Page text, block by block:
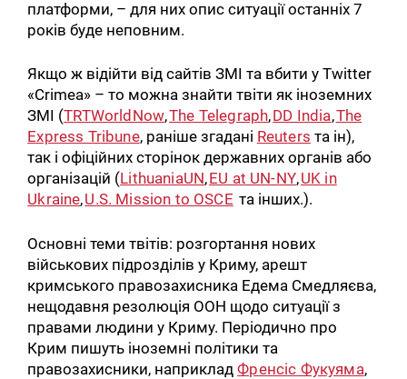
платформи, – для них опис ситуації останніх 7
років буде неповним.
Якщо ж відійти від сайтів ЗМІ та вбити у Twitter
«Crimea» – то можна знайти твіти як іноземних
ЗМІ (TRTWorldNow,The Telegraph,DD India,The
Express Tribune, раніше згадані Reuters та ін),
так і офіційних сторінок державних органів або
організацій (LithuaniaUN,EU at UN-NY,UK in
Ukraine,U.S. Mission to OSCE та інших.).
Основні теми твітів: розгортання нових
військових підрозділів у Криму, арешт
кримського правозахисника Едема Смедляєва,
нещодавня резолюція ООН щодо ситуації з
правами людини у Криму. Періодично про
Крим пишуть іноземні політики та
правозахисники, наприкладФренсіс Фукуяма,